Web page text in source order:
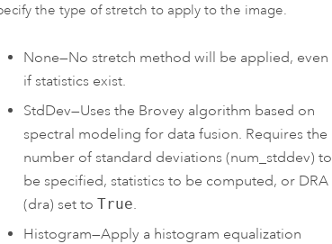
the type of stretch to apply to the image.
None—No stretch method will be applied, even
if statistics exist.
StdDev—Uses the Brovey algorithm based on
spectral modeling for data fusion. Requires the
number of standard deviations (num_stddev) to
be specified, statistics to be computed, or DRA
(dra) set to True.
Histogram—Apply a histogram equalization